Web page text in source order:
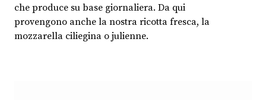
che produce su base giornaliera. Da qui
provengono anche la nostra ricotta fresca, la
mozzarella ciliegina o julienne.